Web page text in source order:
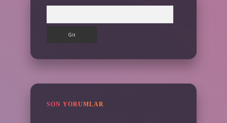
SON YORUMLAR